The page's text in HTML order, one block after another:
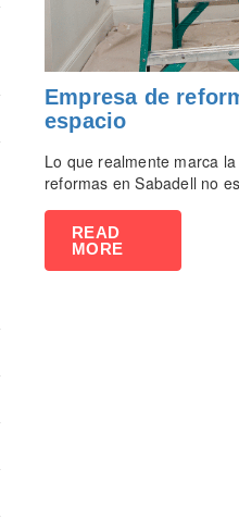
Empresa de
espacio
Lo que realmente marca
reformas en Sabadell no
READ
MORE